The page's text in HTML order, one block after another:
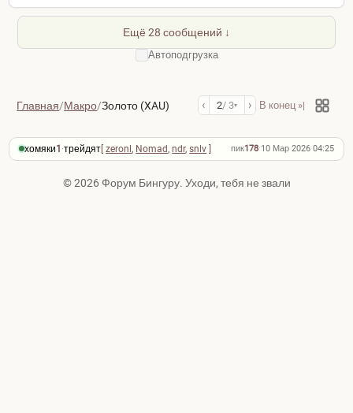
Ещё 28 сообщений ↓
Автоподгрузка
Главная/Макро/Золото (XAU) ‹ 2/ 3▾ › В конец »|
хомяки1 ·трейдят[zeronl, Nomad,ndr,snlv ] пик178·10 Мар 2026 04:25
© 2026 Форум Бингуру. Уходи, тебя не звали